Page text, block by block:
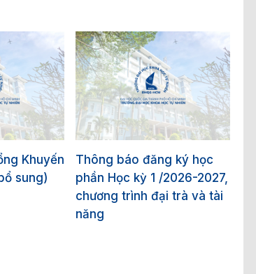
Khuyến
sung)
Thông báo đăng ký học
phần Học kỳ 1 /2026-2027,
chương trình đại trà và tài
năng